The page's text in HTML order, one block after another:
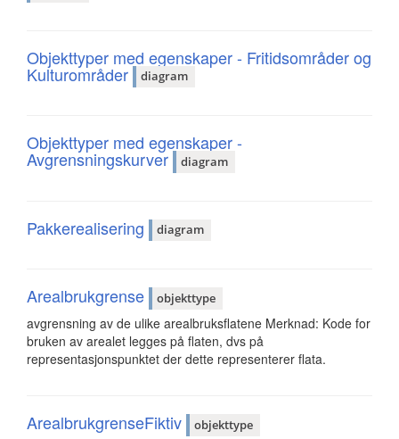
Objekttyper med egenskaper - Fritidsområder og
Kulturområder diagram
Objekttyper med egenskaper -
Avgrensningskurver diagram
Pakkerealisering diagram
Arealbrukgrense objekttype
avgrensning av de ulike arealbruksflatene Merknad: Kode for
bruken av arealet legges på flaten, dvs på
representasjonspunktet der dette representerer flata.
ArealbrukgrenseFiktiv objekttype